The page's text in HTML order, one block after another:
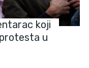
koji
u